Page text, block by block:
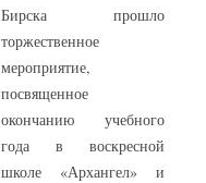
Бирска прошло
торжественное
мероприятие,
посвященное
окончанию учебного
года в воскресной
школе «Архангел» и